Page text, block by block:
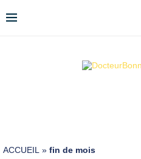
ACCUEIL » fin de mois